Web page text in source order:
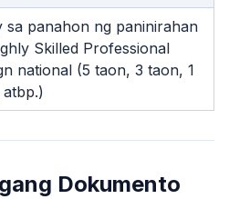
sa panahon ng paninirahan
Skilled Professional
national (5 taon, 3 taon, 1
Dokumento